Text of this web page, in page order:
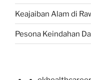
Keajaiban Alam di
Pesona Keindahan